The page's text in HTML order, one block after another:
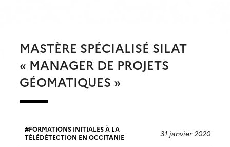
MASTÈRE SPÉCIALISÉ SILAT
« MANAGER DE PROJETS
GÉOMATIQUES »
FORMATIONS INITIALES À LA
TÉLÉDÉTECTION EN OCCITANIE
31 janvier 2020